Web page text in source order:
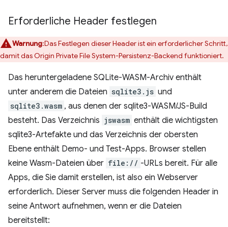
Erforderliche Header festlegen
Warnung:Das Festlegen dieser Header ist ein erforderlicher Schritt,
damit das Origin Private File System-Persistenz-Backend funktioniert.
Das heruntergeladene SQLite-WASM-Archiv enthält
unter anderem die Dateien sqlite3.js und
sqlite3.wasm , aus denen der sqlite3-WASM/JS-Build
besteht. Das Verzeichnis jswasm enthält die wichtigsten
sqlite3-Artefakte und das Verzeichnis der obersten
Ebene enthält Demo- und Test-Apps. Browser stellen
keine Wasm-Dateien über file:// -URLs bereit. Für alle
Apps, die Sie damit erstellen, ist also ein Webserver
erforderlich. Dieser Server muss die folgenden Header in
seine Antwort aufnehmen, wenn er die Dateien
bereitstellt: